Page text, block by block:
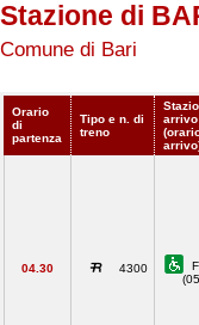
Stazione di
Comune di Bari
Orario
di
partenza
Tipo e n. di
treno
arrivo
04.30 4300